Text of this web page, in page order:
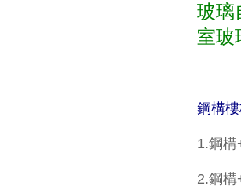
玻璃
室玻
鋼構
1.鋼
2.鋼構